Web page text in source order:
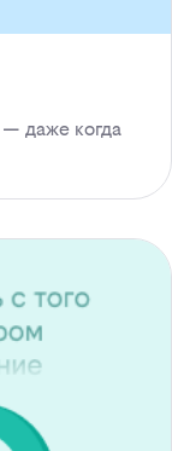
— даже когда